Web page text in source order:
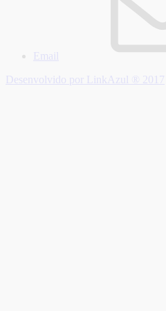
Email
Desenvolvido por LinkAzul ® 2017